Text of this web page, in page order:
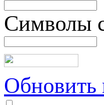
Символы
Обновить